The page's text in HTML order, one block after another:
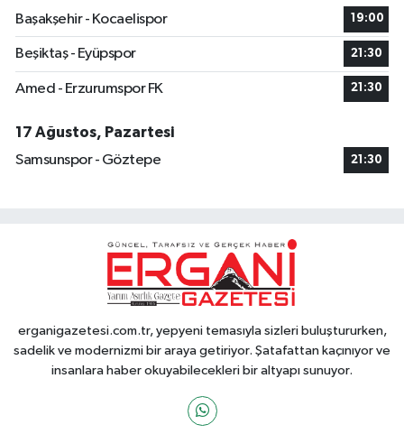
Başakşehir - Kocaelispor
19:00
Beşiktaş - Eyüpspor 21:30
Amed - Erzurumspor FK 21:30
17 Ağustos, Pazartesi
Samsunspor - Göztepe
21:30
erganigazetesi.com.tr, yepyeni temasıyla sizleri buluştururken,
sadelik ve modernizmi bir araya getiriyor. Şatafattan kaçınıyor ve
insanlara haber okuyabilecekleri bir altyapı sunuyor.